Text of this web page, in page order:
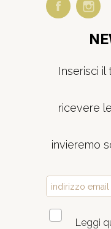
Inserisci il
ricevere
invieremo
Leggi